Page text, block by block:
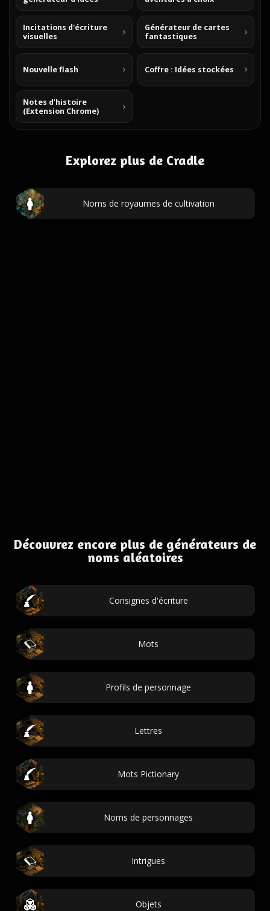
Incitations d'écriture
visuelles
Générateur de cartes
fantastiques
Nouvelle flash Coffre : Idées stockées
Notes d’histoire
(Extension Chrome)
Explorez plus de Cradle
Noms de royaumes de cultivation
Découvrez encore plus de générateurs de
noms aléatoires
Consignes d'écriture
Mots
Profils de personnage
Lettres
Mots Pictionary
Noms de personnages
Intrigues
Objets